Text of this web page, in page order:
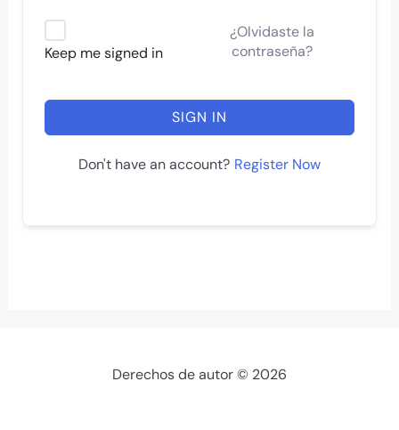
Keep me signed in
¿Olvidaste la
contraseña?
SIGN IN
Don't have an account? Register Now
Derechos de autor © 2026